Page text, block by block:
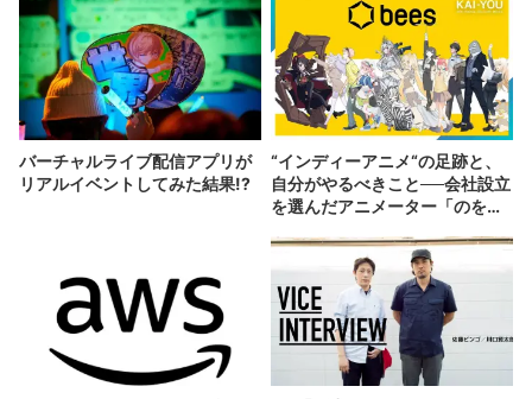
バーチャルライブ配信アプリが
リアルイベントしてみた結果!?
“インディーアニメ“の足跡と、
自分がやるべきこと──会社設立
を選んだアニメーター「のを